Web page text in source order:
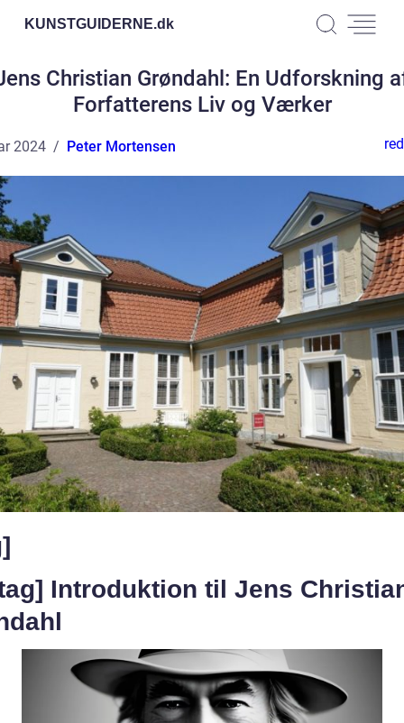
KUNSTGUIDERNE.dk
Christian Grøndahl: En Udforskning
Forfatterens Liv og Værker
2024 Peter Mortensen
Introduktion til Jens